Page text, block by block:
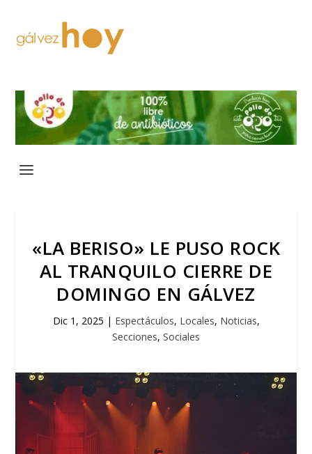
«LA BERISO» LE PUSO ROCK
AL TRANQUILO CIERRE DE
DOMINGO EN GÁLVEZ
Dic 1, 2025 | Espectáculos, Locales, Noticias,
Secciones, Sociales